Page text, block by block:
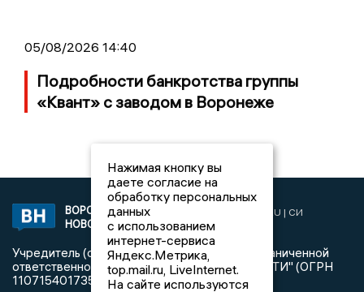
05/08/2026 14:40
Подробности банкротства группы
«Квант» с заводом в Воронеже
ВОРОНЕЖСКИЕ
НОВОСТИ
2019 © VORONEZHNEWS.RU | СИ
«Воронежские новости»
Учредитель (соучредители): Общество с ограниченной
ответственностью "РЕГИОНАЛЬНЫЕ НОВОСТИ" (ОГРН
1107154017354)
Нажимая кнопку вы
даете согласие на
обработку персональных
данных
с использованием
интернет-сервиса
Яндекс.Метрика,
top.mail.ru, LiveInternet.
На сайте используются